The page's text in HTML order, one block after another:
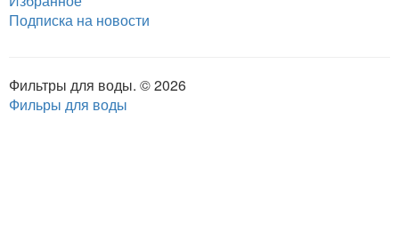
Подписка на новости
Фильтры для воды. © 2026
Фильры для воды